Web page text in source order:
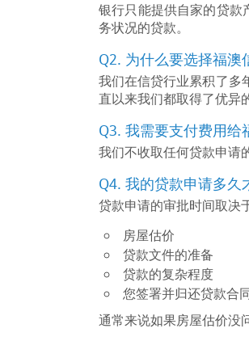
银行只能提供自家的贷款
务状况的贷款。
Q2. 为什么要选择福澳
我们在信贷行业累积了多
直以来我们都取得了优异
Q3. 我需要支付费用给
我们不收取任何贷款申请
Q4. 我的贷款申请多久
贷款申请的审批时间取决
房屋估价
贷款文件的准备
贷款的复杂程度
您签署并归还贷款合
通常来说如果房屋估价没